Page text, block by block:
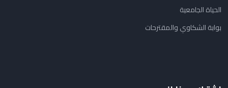
الحياة الجامعية
بوابة الشكاوي والمقترحات